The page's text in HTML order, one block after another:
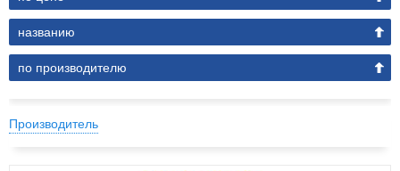
названию
по производителю
Производитель